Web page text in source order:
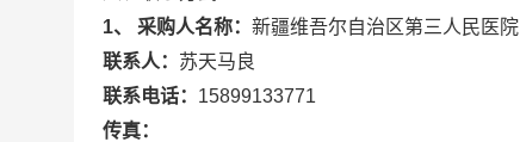
1、 采购人名称： 新疆维吾尔自治区第三人民医院
联系人： 苏天马良
联系电话： 15899133771
传真：